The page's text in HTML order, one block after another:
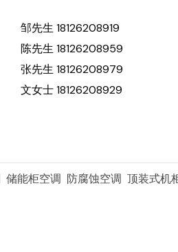
邹先生 18126208919
陈先生 18126208959
张先生 18126208979
文女士 18126208929
能柜空调 防腐蚀空调 顶装式